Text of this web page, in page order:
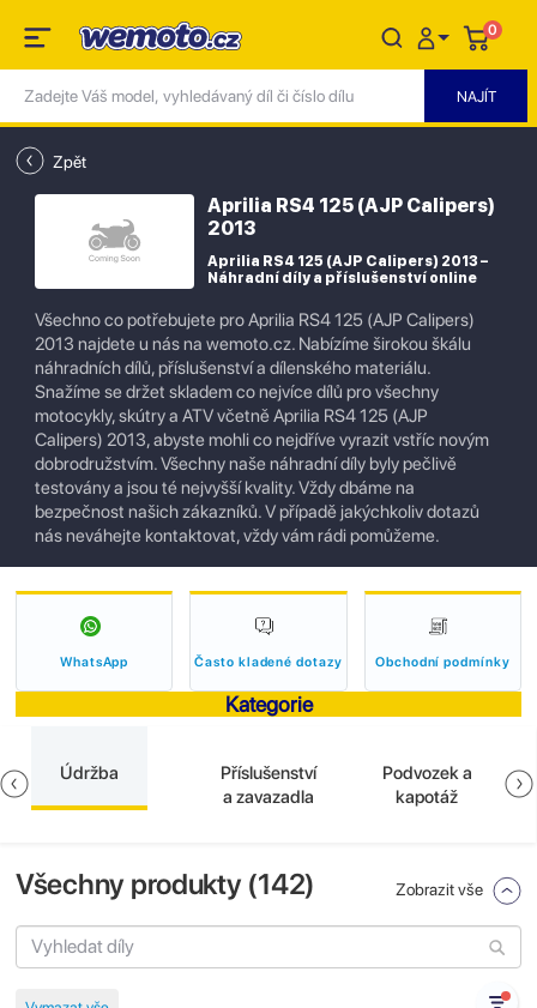
0
Zpět
Aprilia RS4 125 (AJP Calipers)
2013
Aprilia RS4 125 (AJP Calipers) 2013 –
Náhradní díly a příslušenství online
Všechno co potřebujete pro Aprilia RS4 125 (AJP Calipers)
2013 najdete u nás na wemoto.cz. Nabízíme širokou škálu
náhradních dílů, příslušenství a dílenského materiálu.
Snažíme se držet skladem co nejvíce dílů pro všechny
motocykly, skútry a ATV včetně Aprilia RS4 125 (AJP
Calipers) 2013, abyste mohli co nejdříve vyrazit vstříc novým
dobrodružstvím. Všechny naše náhradní díly byly pečlivě
testovány a jsou té nejvyšší kvality. Vždy dbáme na
bezpečnost našich zákazníků. V případě jakýchkoliv dotazů
nás neváhejte kontaktovat, vždy vám rádi pomůžeme.
WhatsApp Často kladené dotazy Obchodní podmínky
Kategorie
Údržba
Příslušenství
a zavazadla
Podvozek a
kapotáž
Všechny produkty (142) Zobrazit vše